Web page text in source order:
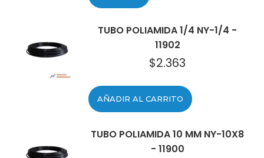
TUBO POLIAMIDA 1/4 NY-1/4 -
11902
$2.363
AÑADIR AL CARRITO
TUBO POLIAMIDA 10 MM NY-10X8
- 11900